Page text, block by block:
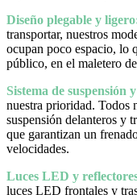
Diseño plegable y
transportar, nuestros
ocupan poco espacio, lo
público, en el maletero
Sistema de suspensión
nuestra prioridad. Todos
suspensión delanteros y
que garantizan un
velocidades.
Luces LED y
luces LED frontales y